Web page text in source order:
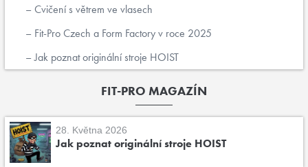
Cvičení s větrem ve vlasech
Fit-Pro Czech a Form Factory v roce 2025
Jak poznat originální stroje HOIST
FIT-PRO MAGAZÍN
28. Května 2026
Jak poznat originální stroje HOIST